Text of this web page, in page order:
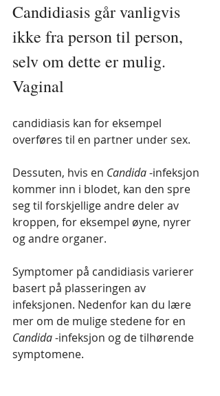
Candidiasis går vanligvis
ikke fra person til person,
selv om dette er mulig.
Vaginal
candidiasis kan for eksempel
overføres til en partner under sex.
Dessuten, hvis en Candida -infeksjon
kommer inn i blodet, kan den spre
seg til forskjellige andre deler av
kroppen, for eksempel øyne, nyrer
og andre organer.
Symptomer på candidiasis varierer
basert på plasseringen av
infeksjonen. Nedenfor kan du lære
mer om de mulige stedene for en
Candida -infeksjon og de tilhørende
symptomene.